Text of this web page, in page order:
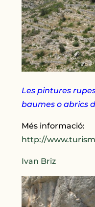
Les pintures
baumes o abrics
Més informació:
http://
Ivan Briz